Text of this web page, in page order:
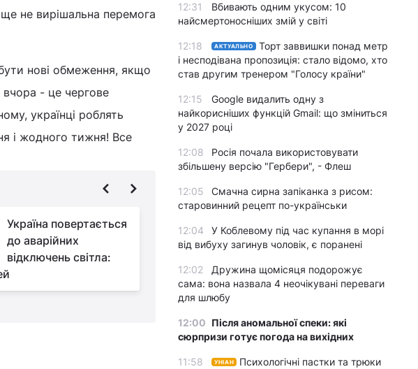
не вирішальна перемога
нові обмеження, якщо
вчора - це чергове
українці роблять
і жодного тижня! Все
Україна повертається
до аварійних
відключень світла:
Окупанти атакували
одразу дві українські
пошкодження
12:31
Вбивають одним укусом: 10
найсмертоносніших змій у світі
12:18 АКТУАЛЬНО
Торт заввишки понад метр
і несподівана пропозиція: стало відомо, хто
став другим тренером "Голосу країни"
12:15
Google видалить одну з
найкорисніших функцій Gmail: що зміниться
у 2027 році
12:08
Росія почала використовувати
збільшену версію "Гербери", - Флеш
12:05
Смачна сирна запіканка з рисом:
старовинний рецепт по-українськи
12:04
У Коблевому під час купання в морі
від вибуху загинув чоловік, є поранені
12:02
Дружина щомісяця подорожує
сама: вона назвала 4 неочікувані переваги
для шлюбу
12:00 Після аномальної спеки: які
сюрпризи готує погода на вихідних
11:58 УНІАН
Психологічні пастки та трюки